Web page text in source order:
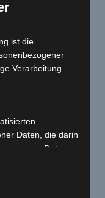
ist die
Verarbeitung
Daten, die darin
Daten
Person
um